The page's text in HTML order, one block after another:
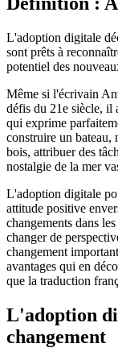
L'adoption digitale
sont prêts à
potentiel des
Même si l'écrivain
défis du 21e siècle, il
qui exprime
construire un bateau,
bois, attribuer des
nostalgie de la mer
L'adoption digitale
attitude positive
changements dans
changer de
changement
avantages qui en
que la traduction
L'adoption
changement